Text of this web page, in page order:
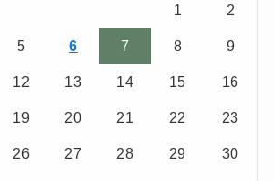
1 2
5 6 7 8 9
12 13 14 15 16
19 20 21 22 23
26 27 28 29 30